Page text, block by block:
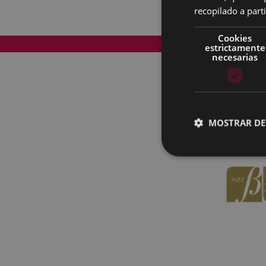
Mapa del Sitio
recopilado a
Cookies
estrictamente
necesarias
MOSTRAR